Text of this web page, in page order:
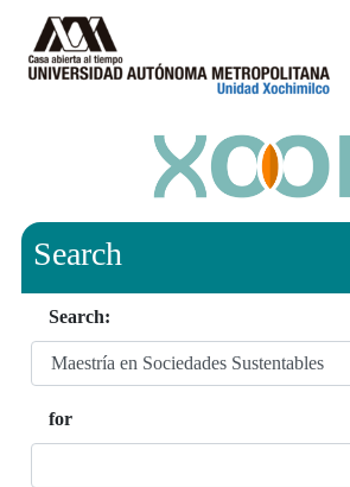
Search
Search:
for